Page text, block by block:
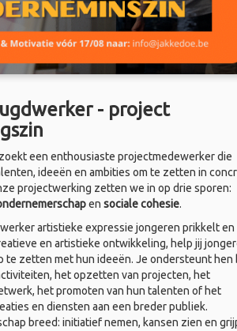
- project
een enthousiaste projectmedewerker die
ideeën en ambities om te zetten in
projectwerking zetten we in op drie sporen:
en sociale cohesie.
artistieke expressie jongeren prikkelt en
en artistieke ontwikkeling, help jij
te zetten met hun ideeën. Je ondersteunt hen
het opzetten van projecten, het
het promoten van hun talenten of het
en diensten aan een breder publiek.
breed: initiatief nemen, kansen zien en